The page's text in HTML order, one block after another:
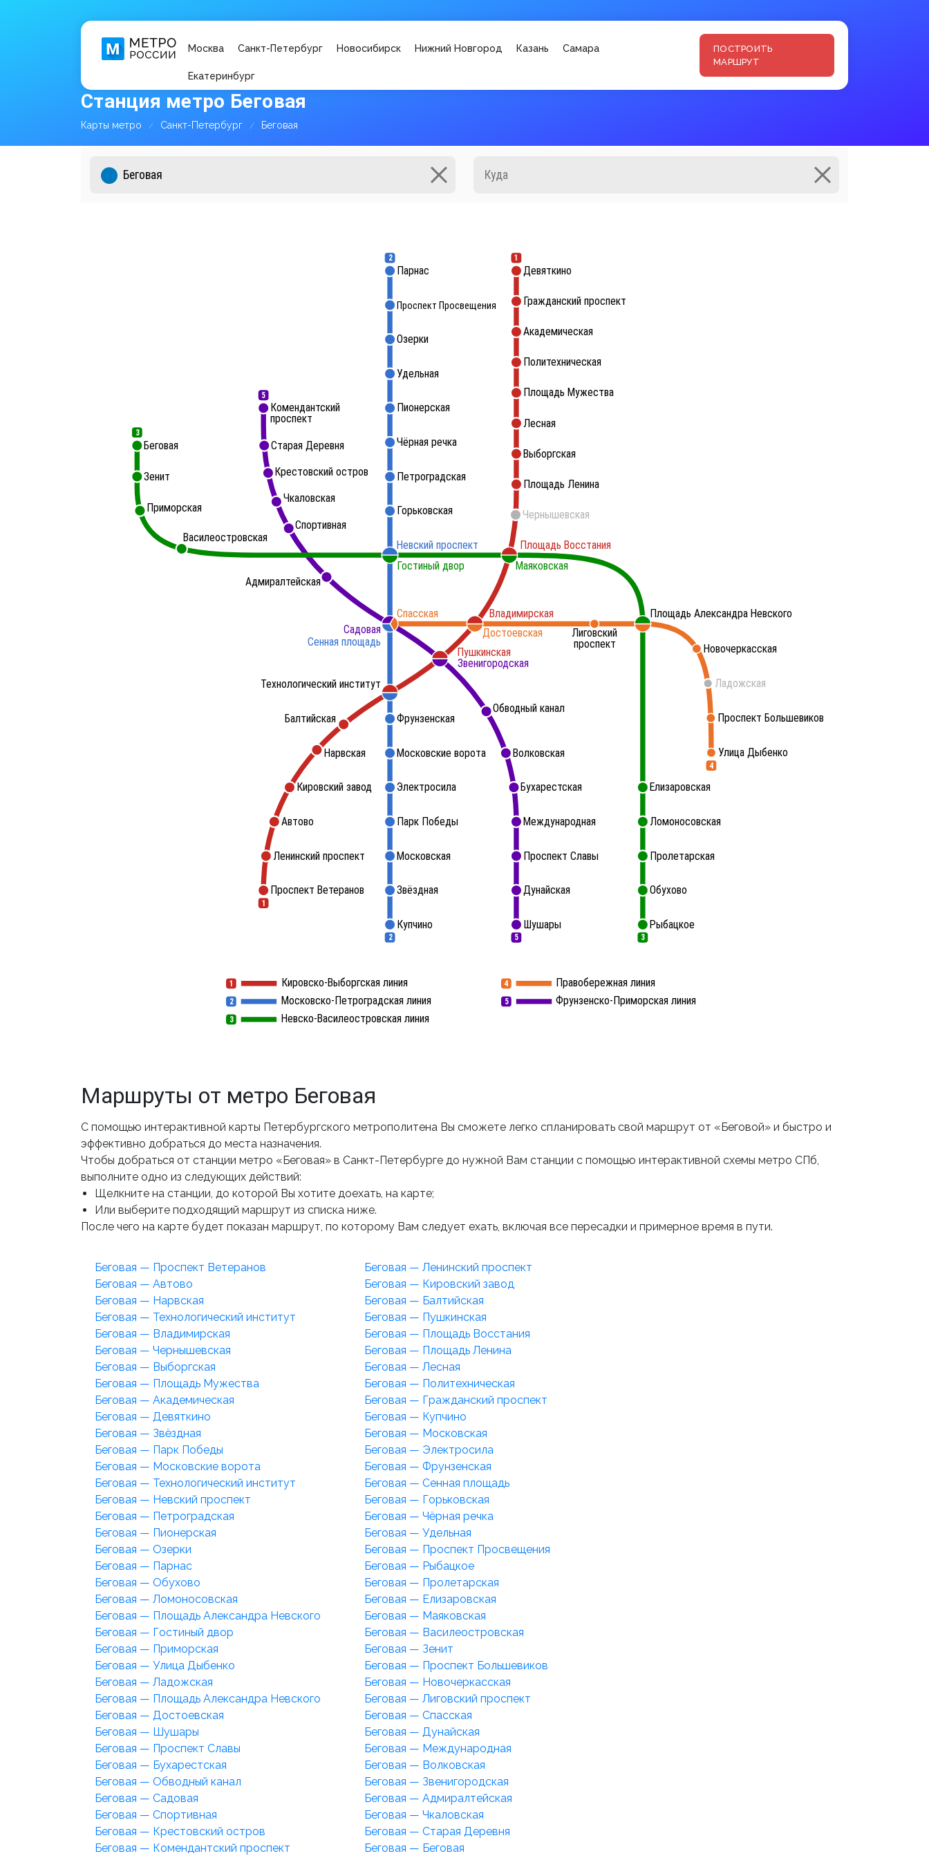
Москва Санкт-Петербург Новосибирск Нижний Новгород Казань Самара
Екатеринбург
ПОСТРОИТЬ
МАРШРУТ
Станция метро Беговая
Карты метро Санкт-Петербург Беговая
Кировско-Выборгская линия
Московско-Петроградская линия
Невско-Василеостровская линия
Правобережная линия
1
2
3
4
Фрунзенско-Приморская линия
5
1
2
3
1
2 5 3
4
3
5
2 1
Проспект Ветеранов
Балтийская
Московские ворота Волковская
Обводный канал
Бухарестская
Международная
Достоевская
Владимирская
Лиговский
проспект
Спасская
Садовая
Сенная площадь
Звенигородская
Пушкинская
Ленинский проспект
Автово
Кировский завод
Нарвская
Технологический институт
Купчино
Звёздная
Московская
Фрунзенская
Парк Победы
Электросила
Адмиралтейская
Спортивная
Василеостровская
Приморская
Чкаловская
Крестовский остров
Старая Деревня
Комендантский
проспект
Невский проспект
Гостиный двор Маяковская
Площадь Восстания
Площадь Александра Невского
Новочеркасская
Ладожская
Проспект Большевиков
Улица Дыбенко
Рыбацкое
Обухово
Пролетарская
Ломоносовская
Елизаровская
Горьковская
Петроградская
Чёрная речка
Пионерская
Удельная
Озерки
Проспект Просвещения
Парнас
Чернышевская
Площадь Ленина
Выборгская
Лесная
Площадь Мужества
Политехническая
Академическая
Гражданский проспект
Девяткино
Зенит
Беговая
Проспект Славы
Дунайская
Шушары
Маршруты от метро Беговая
С помощью интерактивной карты Петербургского метрополитена Вы сможете легко спланировать свой маршрут от «Беговой» и быстро и
эффективно добраться до места назначения.
Чтобы добраться от станции метро «Беговая» в Санкт-Петербурге до нужной Вам станции с помощью интерактивной схемы метро СПб,
выполните одно из следующих действий:
Щелкните на станции, до которой Вы хотите доехать, на карте;
Или выберите подходящий маршрут из списка ниже.
После чего на карте будет показан маршрут, по которому Вам следует ехать, включая все пересадки и примерное время в пути.
Беговая — Проспект Ветеранов
Беговая — Ленинский проспект
Беговая — Автово
Беговая — Кировский завод
Беговая — Нарвская
Беговая — Балтийская
Беговая — Технологический институт
Беговая — Пушкинская
Беговая — Владимирская
Беговая — Площадь Восстания
Беговая — Чернышевская
Беговая — Площадь Ленина
Беговая — Выборгская
Беговая — Лесная
Беговая — Площадь Мужества
Беговая — Политехническая
Беговая — Академическая
Беговая — Гражданский проспект
Беговая — Девяткино
Беговая — Купчино
Беговая — Звёздная
Беговая — Московская
Беговая — Парк Победы
Беговая — Электросила
Беговая — Московские ворота
Беговая — Фрунзенская
Беговая — Технологический институт
Беговая — Сенная площадь
Беговая — Невский проспект
Беговая — Горьковская
Беговая — Петроградская
Беговая — Чёрная речка
Беговая — Пионерская
Беговая — Удельная
Беговая — Озерки
Беговая — Проспект Просвещения
Беговая — Парнас
Беговая — Рыбацкое
Беговая — Обухово
Беговая — Пролетарская
Беговая — Ломоносовская
Беговая — Елизаровская
Беговая — Площадь Александра Невского
Беговая — Маяковская
Беговая — Гостиный двор
Беговая — Василеостровская
Беговая — Приморская
Беговая — Зенит
Беговая — Улица Дыбенко
Беговая — Проспект Большевиков
Беговая — Ладожская
Беговая — Новочеркасская
Беговая — Площадь Александра Невского
Беговая — Лиговский проспект
Беговая — Достоевская
Беговая — Спасская
Беговая — Шушары
Беговая — Дунайская
Беговая — Проспект Славы
Беговая — Международная
Беговая — Бухарестская
Беговая — Волковская
Беговая — Обводный канал
Беговая — Звенигородская
Беговая — Садовая
Беговая — Адмиралтейская
Беговая — Спортивная
Беговая — Чкаловская
Беговая — Крестовский остров
Беговая — Старая Деревня
Беговая — Комендантский проспект
Беговая — Беговая